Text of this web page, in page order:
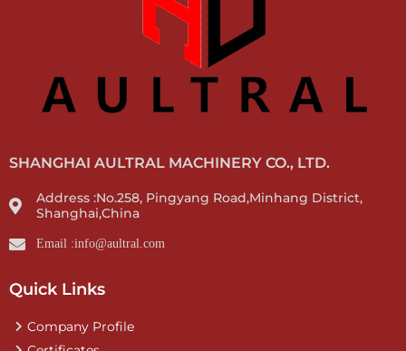
SHANGHAI AULTRAL MACHINERY CO., LTD.
Address :No.258, Pingyang Road,Minhang District,
Shanghai,China
Email :info@aultral.com
Quick Links
Company Profile